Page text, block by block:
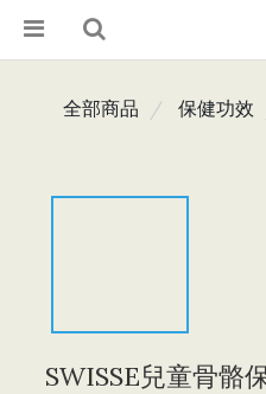
全部商品 保健功效
SWISSE兒童骨骼